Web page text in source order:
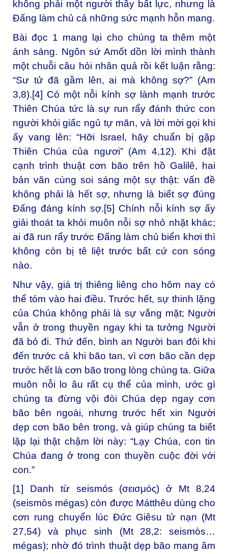
không phải một người thầy bất lực, nhưng là
Đấng làm chủ cả những sức mạnh hỗn mang.
Bài đọc 1 mang lại cho chúng ta thêm một
ánh sáng. Ngôn sứ Amốt dồn lời mình thành
một chuỗi câu hỏi nhân quả rồi kết luận rằng:
“Sư tử đã gầm lên, ai mà không sợ?” (Am
3,8).[4] Có một nỗi kính sợ lành mạnh trước
Thiên Chúa tức là sự run rẩy đánh thức con
người khỏi giấc ngủ tự mãn, và lời mời gọi khi
ấy vang lên: “Hỡi Israel, hãy chuẩn bị gặp
Thiên Chúa của ngươi” (Am 4,12). Khi đặt
cạnh trình thuật cơn bão trên hồ Galilê, hai
bản văn cùng soi sáng một sự thật: vấn đề
không phải là hết sợ, nhưng là biết sợ đúng
Đấng đáng kính sợ.[5] Chính nỗi kính sợ ấy
giải thoát ta khỏi muôn nỗi sợ nhỏ nhặt khác;
ai đã run rẩy trước Đấng làm chủ biển khơi thì
không còn bị tê liệt trước bất cứ con sóng
nào.
Như vậy, giá trị thiêng liêng cho hôm nay có
thể tóm vào hai điều. Trước hết, sự thinh lặng
của Chúa không phải là sự vắng mặt; Người
vẫn ở trong thuyền ngay khi ta tưởng Người
đã bỏ đi. Thứ đến, bình an Người ban đôi khi
đến trước cả khi bão tan, vì cơn bão cần dẹp
trước hết là cơn bão trong lòng chúng ta. Giữa
muôn nỗi lo âu rất cụ thể của mình, ước gì
chúng ta đừng vội đòi Chúa dẹp ngay cơn
bão bên ngoài, nhưng trước hết xin Người
dẹp cơn bão bên trong, và giúp chúng ta biết
lặp lại thật chậm lời này: “Lạy Chúa, con tin
Chúa đang ở trong con thuyền cuộc đời với
con.”
[1] Danh từ seismós (σεισμός) ở Mt 8,24
(seismòs mégas) còn được Mátthêu dùng cho
cơn rung chuyển lúc Đức Giêsu tử nạn (Mt
27,54) và phục sinh (Mt 28,2: seismòs…
mégas); nhờ đó trình thuật dẹp bão mang âm